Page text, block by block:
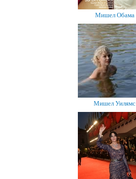
Мишел Обама
Мишел Уилямс